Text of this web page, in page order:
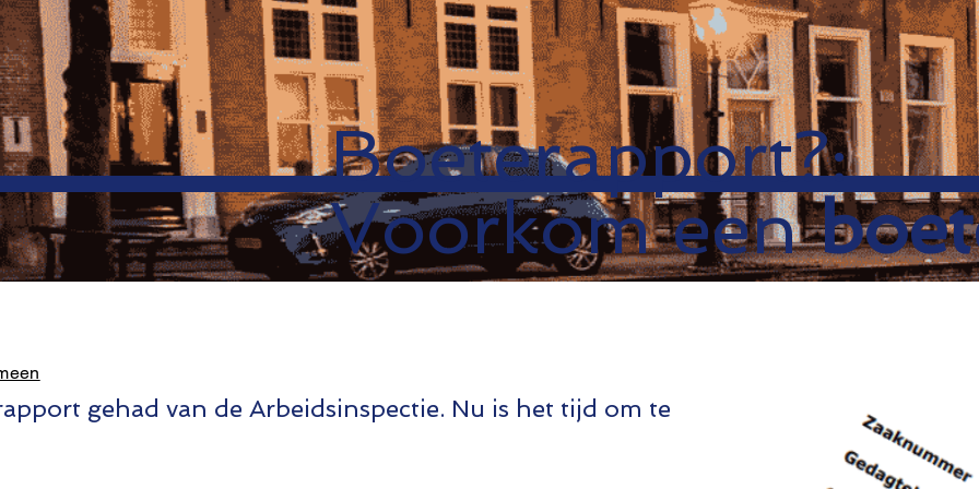
Boeterapport?:
Voorkom een
gehad van de Arbeidsinspectie. Nu is het tijd om te